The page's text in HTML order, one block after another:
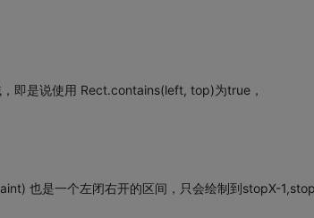
即是说使用 Rect.contains(left, top)为true，
也是一个左闭右开的区间，只会绘制到stopX-